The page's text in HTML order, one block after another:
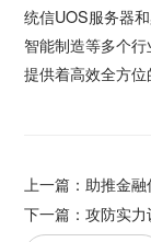
统信UOS服务器
智能制造等多个
提供着高效全方位
上一篇：助推金融
下一篇：攻防实力认